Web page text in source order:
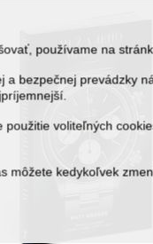
používame na
a bezpečnej prevádzky
použitie voliteľných
môžete kedykoľvek